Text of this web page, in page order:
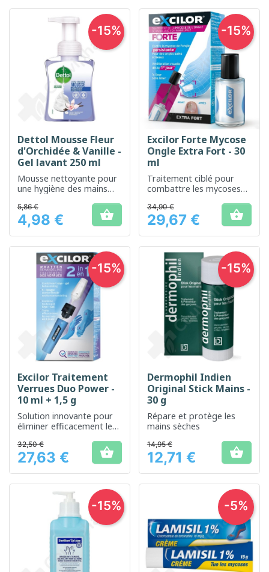
Dettol Mousse Fleur
d'Orchidée & Vanille -
Gel lavant 250 ml
Mousse nettoyante pour
une hygiène des mains
Prix
5,86 €
4,98 € 
-15%
Excilor Forte Mycose
Ongle Extra Fort - 30
ml
Traitement ciblé pour
combattre les mycoses
Prix
34,90 €
29,67 € 
-15%
Excilor Traitement
Verrues Duo Power -
10 ml + 1,5 g
Solution innovante pour
éliminer efficacement les
Prix
32,50 €
27,63 € 
-15%
Dermophil Indien
Original Stick Mains -
30 g
Répare et protège les
mains sèches
Prix
14,95 €
12,71 € 
-15%
-15% -5%